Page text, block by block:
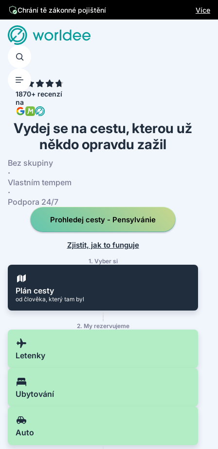
Chrání tě zákonné pojištění
Jsme česká firma Více
1870+ recenzí
na
Vydej se na cestu, kterou už
někdo opravdu zažil
Bez skupiny
·
Vlastním tempem
·
Podpora 24/7
Prohledej cesty - Pensylvánie
Zjistit, jak to funguje
1. Vyber si
Plán cesty
od člověka, který tam byl
2. My rezervujeme
Letenky
Ubytování
Auto